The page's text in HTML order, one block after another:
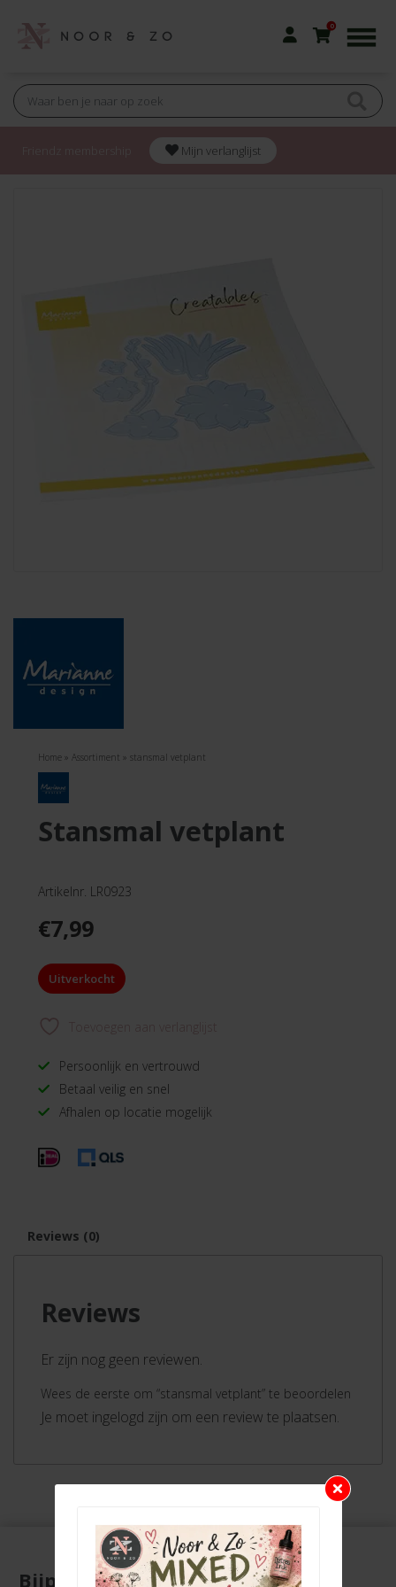
0
Mijn verlanglijst
Home » Assortiment » stansmal vetplant
stansmal vetplant
Artikelnr. LR0923
€7,99
Uitverkocht
Persoonlijk en vertrouwd
Betaal veilig en snel
Afhalen op locatie mogelijk
Reviews (0)
Reviews
Er zijn nog geen reviewen.
Wees de eerste om “stansmal vetplant” te beoordelen
Je moet ingelogd zijn om een review te plaatsen.
Bijpassende producten